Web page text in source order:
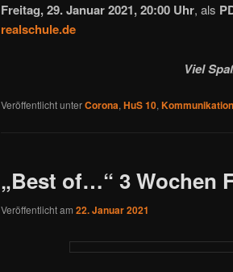
Freitag, 29. Januar 2021, 20:00 Uhr, als
realschule.de
Viel
Veröffentlicht unterCorona, HuS 10, Kommunikation
„Best of…“ 3 Wochen
Veröffentlicht am 22. Januar 2021